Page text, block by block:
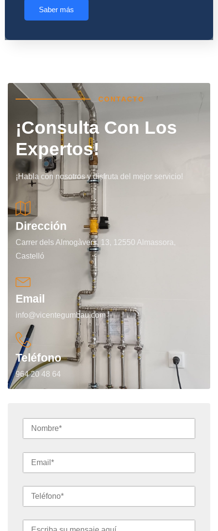
Saber más
CONTACTO
¡Consulta Con Los
Expertos!
¡Habla con nosotros y disfruta del mejor servicio!
Dirección
Carrer dels Almogàvers, 13, 12550 Almassora,
Castelló
Email
info@vicentegumbau.com
Teléfono
964 20 48 64